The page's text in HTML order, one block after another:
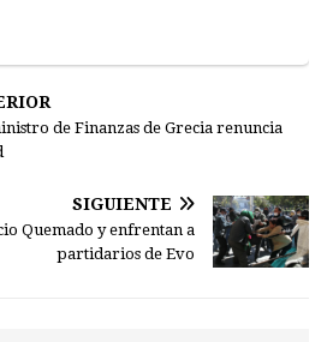
de Finanzas de Grecia renuncia
SIGUIENTE
Quemado y enfrentan a
partidarios de Evo